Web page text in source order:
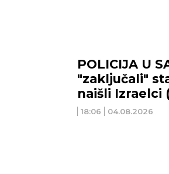
18:06 04.08.2026
POLICIJA U
"zaključali"
naišli Izraelci